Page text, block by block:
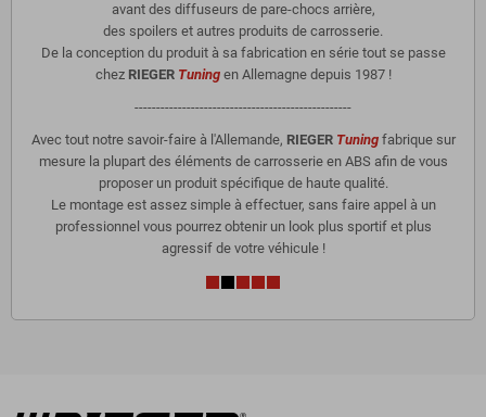
avant des diffuseurs de pare-chocs arrière,
des spoilers et autres produits de carrosserie.
De la conception du produit à sa fabrication en série tout se passe
chez RIEGER Tuningen Allemagne depuis 1987 !
--------------------------------------------------
Avec tout notre savoir-faire à l'Allemande, RIEGER Tuning fabrique sur
mesure la plupart des éléments de carrosserie en ABS afin de vous
proposer un produit spécifique de haute qualité.
Le montage est assez simple à effectuer, sans faire appel à un
professionnel vous pourrez obtenir un look plus sportif et plus
agressif de votre véhicule !